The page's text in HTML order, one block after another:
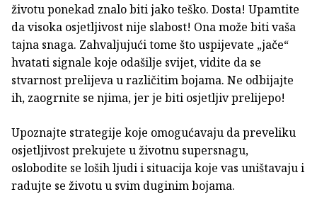
životu ponekad znalo biti jako teško. Dosta! Upamtite
da visoka osjetljivost nije slabost! Ona može biti vaša
tajna snaga. Zahvaljujući tome što uspijevate „jače“
hvatati signale koje odašilje svijet, vidite da se
stvarnost prelijeva u različitim bojama. Ne odbijajte
ih, zaogrnite se njima, jer je biti osjetljiv prelijepo!
Upoznajte strategije koje omogućavaju da preveliku
osjetljivost prekujete u životnu supersnagu,
oslobodite se loših ljudi i situacija koje vas uništavaju i
radujte se životu u svim duginim bojama.